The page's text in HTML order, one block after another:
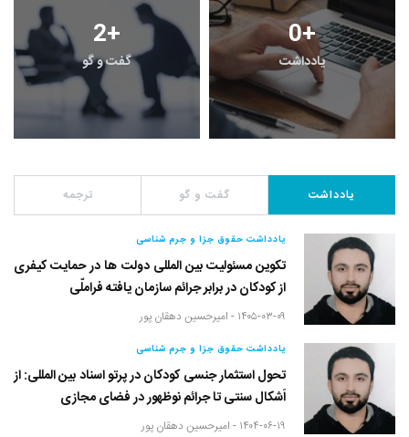
2+
گفت و گو
0+
یادداشت
یادداشت گفت و گو ترجمه
یادداشت حقوق جزا و جرم شناسی
تکوین مسئولیت بین المللی دولت ها در حمایت کیفری
از کودکان در برابر جرائم سازمان یافته فراملّی
۱۴۰۵-۰۳-۰۹ - امیرحسین دهقان پور
یادداشت حقوق جزا و جرم شناسی
تحول استثمار جنسی کودکان در پرتو اسناد بین المللی: از
اَشکال سنتی تا جرائم نوظهور در فضای مجازی
۱۴۰۴-۰۶-۱۹ - امیرحسین دهقان پور